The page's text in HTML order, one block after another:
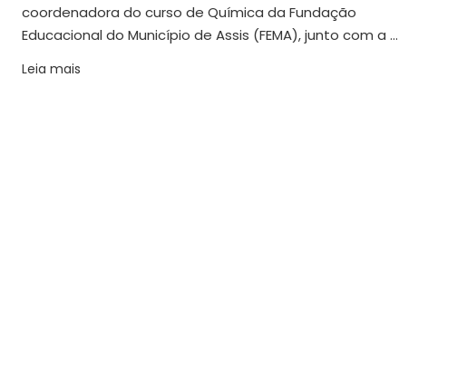
coordenadora do curso de Química da Fundação
Educacional do Município de Assis (FEMA), junto com a ...
Leia mais